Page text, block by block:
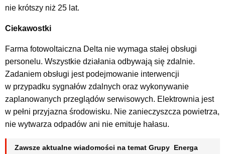
nie krótszy niż 25 lat.
Ciekawostki
Farma fotowoltaiczna Delta nie wymaga stałej obsługi
personelu. Wszystkie działania odbywają się zdalnie.
Zadaniem obsługi jest podejmowanie interwencji
w przypadku sygnałów zdalnych oraz wykonywanie
zaplanowanych przeglądów serwisowych. Elektrownia jest
w pełni przyjazna środowisku. Nie zanieczyszcza powietrza,
nie wytwarza odpadów ani nie emituje hałasu.
Zawsze aktualne wiadomości na temat Grupy Energa